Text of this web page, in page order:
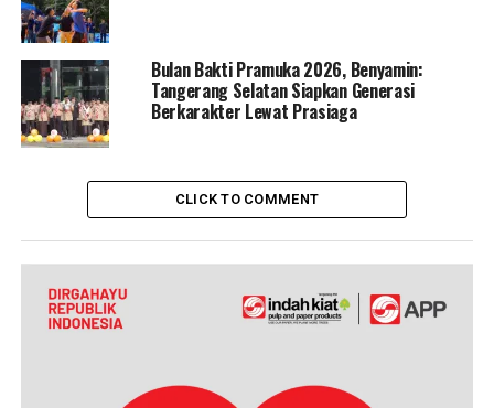
Bulan Bakti Pramuka 2026, Benyamin:
Tangerang Selatan Siapkan Generasi
Berkarakter Lewat Prasiaga
CLICK TO COMMENT